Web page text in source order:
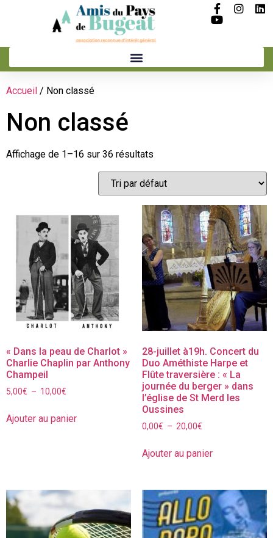
Accueil / Non classé
Non classé
Affichage de 1–16 sur 36 résultats
« Dans la peau de Charlot »
Charlie Chaplin par Anthony
Champeil
5,00€ – 10,00€
Ajouter au panier
28-juillet à19h. Concert du
Duo Améthiste Harpe et
Flûte traversière : « La
journée du berger » dans
l’église de St Merd les
Oussines
0,00€ – 20,00€
Ajouter au panier